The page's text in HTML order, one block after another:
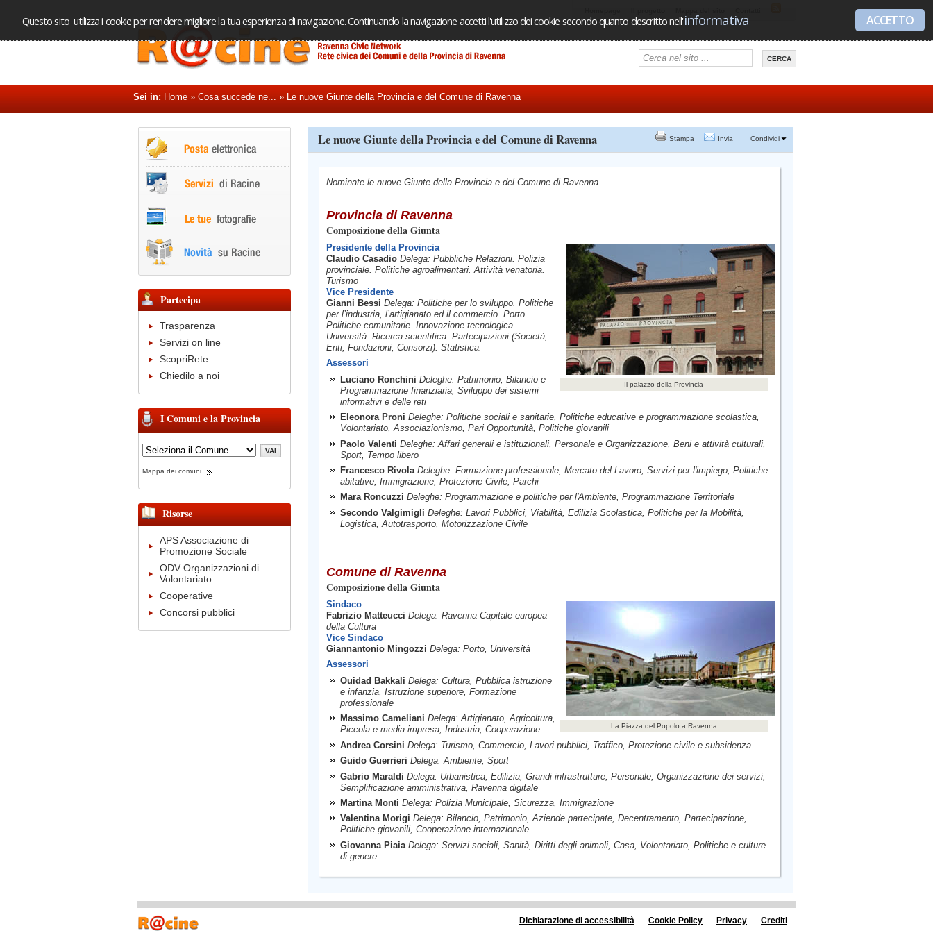
Questo sito utilizza i cookie per rendere migliore la tua esperienza di navigazione. Continuando la navigazione accetti l'utilizzo dei cookie secondo quanto descritto nell'informativa ACCETTO
Sei in: Home » Cosa succede ne... » Le nuove Giunte della Provincia e del Comune di Ravenna
Partecipa
Trasparenza
Servizi on line
ScopriRete
Chiedilo a noi
I Comuni e la Provincia
Mappa dei comuni
Risorse
APS Associazione di
Promozione Sociale
ODV Organizzazioni di
Volontariato
Cooperative
Concorsi pubblici
Le nuove Giunte della Provincia e del Comune di Ravenna Stampa Invia Condividi
Nominate le nuove Giunte della Provincia e del Comune di Ravenna
Provincia di Ravenna
Composizione della Giunta
Il palazzo della Provincia
Presidente della Provincia
Claudio Casadio Delega: Pubbliche Relazioni. Polizia
provinciale. Politiche agroalimentari. Attività venatoria.
Turismo
Vice Presidente
Gianni Bessi Delega: Politiche per lo sviluppo. Politiche
per l’industria, l’artigianato ed il commercio. Porto.
Politiche comunitarie. Innovazione tecnologica.
Università. Ricerca scientifica. Partecipazioni (Società,
Enti, Fondazioni, Consorzi). Statistica.
Assessori
Luciano Ronchini Deleghe: Patrimonio, Bilancio e
Programmazione finanziaria, Sviluppo dei sistemi
informativi e delle reti
Eleonora Proni Deleghe: Politiche sociali e sanitarie, Politiche educative e programmazione scolastica,
Volontariato, Associazionismo, Pari Opportunità, Politiche giovanili
Paolo Valenti Deleghe: Affari generali e istituzionali, Personale e Organizzazione, Beni e attività culturali,
Sport, Tempo libero
Francesco Rivola Deleghe: Formazione professionale, Mercato del Lavoro, Servizi per l'impiego, Politiche
abitative, Immigrazione, Protezione Civile, Parchi
Mara Roncuzzi Deleghe: Programmazione e politiche per l'Ambiente, Programmazione Territoriale
Secondo Valgimigli Deleghe: Lavori Pubblici, Viabilità, Edilizia Scolastica, Politiche per la Mobilità,
Logistica, Autotrasporto, Motorizzazione Civile
Comune di Ravenna
Composizione della Giunta
La Piazza del Popolo a Ravenna
Sindaco
Fabrizio Matteucci Delega: Ravenna Capitale europea
della Cultura
Vice Sindaco
Giannantonio Mingozzi Delega: Porto, Università
Assessori
Ouidad Bakkali Delega: Cultura, Pubblica istruzione
e infanzia, Istruzione superiore, Formazione
professionale
Massimo Cameliani Delega: Artigianato, Agricoltura,
Piccola e media impresa, Industria, Cooperazione
Andrea Corsini Delega: Turismo, Commercio, Lavori pubblici, Traffico, Protezione civile e subsidenza
Guido Guerrieri Delega: Ambiente, Sport
Gabrio Maraldi Delega: Urbanistica, Edilizia, Grandi infrastrutture, Personale, Organizzazione dei servizi,
Semplificazione amministrativa, Ravenna digitale
Martina Monti Delega: Polizia Municipale, Sicurezza, Immigrazione
Valentina Morigi Delega: Bilancio, Patrimonio, Aziende partecipate, Decentramento, Partecipazione,
Politiche giovanili, Cooperazione internazionale
Giovanna Piaia Delega: Servizi sociali, Sanità, Diritti degli animali, Casa, Volontariato, Politiche e culture
di genere
Dichiarazione di accessibilità Cookie Policy Privacy Crediti